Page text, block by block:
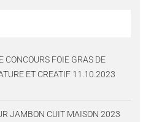
FOIE GRAS DE
ET CREATIF 11.10.2023
JAMBON CUIT MAISON 2023